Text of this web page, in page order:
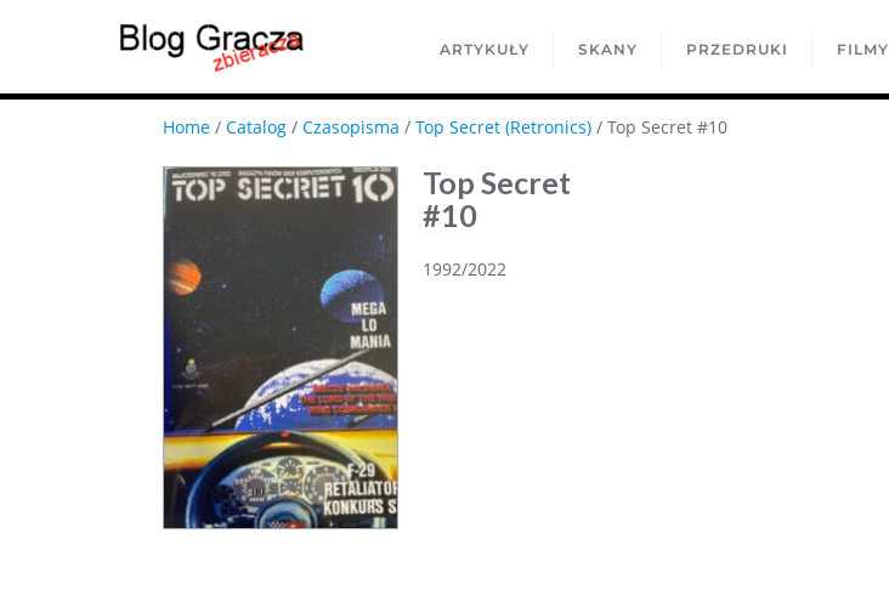
ARTYKUŁY SKANY PRZEDRUKI FILMY
Home /Catalog /Czasopisma /Top Secret (Retronics) / Top Secret #10
Top Secret
#10
1992/2022